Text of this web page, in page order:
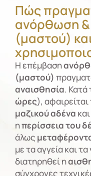
Πώς
ανόρθωση
(μαστού)
Η επέμβαση
(μαστού)
αναισθησία. Κατά
ώρες),
μαζικού αδένα
ηπερίσσεια του
άλως
με τα αγγεία και
διατηρηθεί η
σύγχρονες